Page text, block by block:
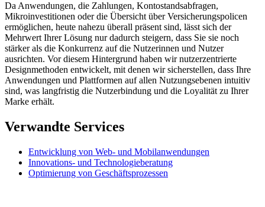
Da Anwendungen, die Zahlungen, Kontostandsabfragen,
Mikroinvestitionen oder die Übersicht über Versicherungspolicen
ermöglichen, heute nahezu überall präsent sind, lässt sich der
Mehrwert Ihrer Lösung nur dadurch steigern, dass Sie sie noch
stärker als die Konkurrenz auf die Nutzerinnen und Nutzer
ausrichten. Vor diesem Hintergrund haben wir nutzerzentrierte
Designmethoden entwickelt, mit denen wir sicherstellen, dass Ihre
Anwendungen und Plattformen auf allen Nutzungsebenen intuitiv
sind, was langfristig die Nutzerbindung und die Loyalität zu Ihrer
Marke erhält.
Verwandte Services
Entwicklung von Web- und Mobilanwendungen
Innovations- und Technologieberatung
Optimierung von Geschäftsprozessen